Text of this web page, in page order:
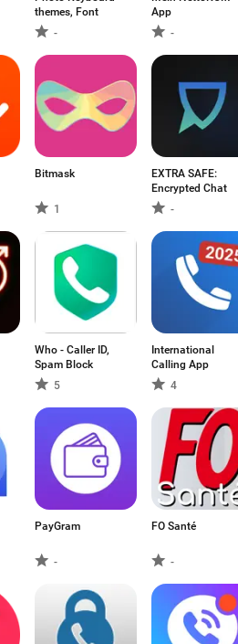
themes, Font
-
App
-
Bitmask
1
EXTRA SAFE:
Encrypted Chat
-
Who - Caller ID,
Spam Block
5
International
Calling App
4
PayGram
-
FO Santé
-